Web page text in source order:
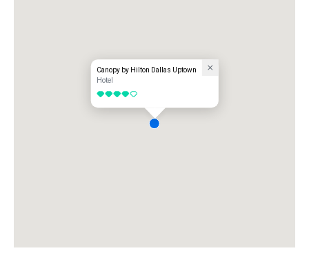
Canopy by Hilton Dallas Uptown
Hotel
4 van 5